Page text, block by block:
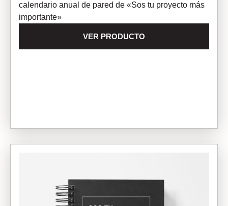
calendario anual de pared de «Sos tu proyecto más
importante»
VER PRODUCTO